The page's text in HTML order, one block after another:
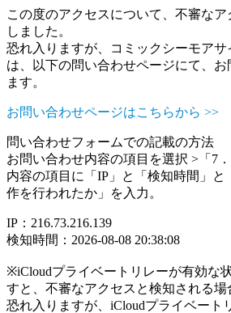
この度のアクセスについて、不審な
しました。
恐れ入りますが、コミックシーモア
は、以下の問い合わせページにて、
ます。
お問い合わせページはこちらから >>
問い合わせフォームでの記載の方法
お問い合わせ内容の項目を選択 >「7
内容の項目に「IP」と「検知時間」
作を行われたか」を入力。
IP：216.73.216.139
検知時間：2026-08-08 20:38:08
※iCloudプライベートリレーが有効な
すと、不審なアクセスと検知される場
恐れ入りますが、iCloudプライベート